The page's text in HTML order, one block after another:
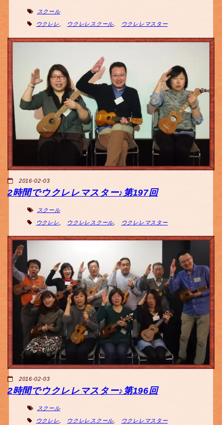
スクール
ウクレレ ウクレレスクール, ウクレレマスター
2016-02-03
2時間でウクレレマスター♪第197回
スクール
ウクレレ ウクレレスクール, ウクレレマスター
2016-02-03
2時間でウクレレマスター♪第196回
スクール
ウクレレ ウクレレスクール, ウクレレマスター